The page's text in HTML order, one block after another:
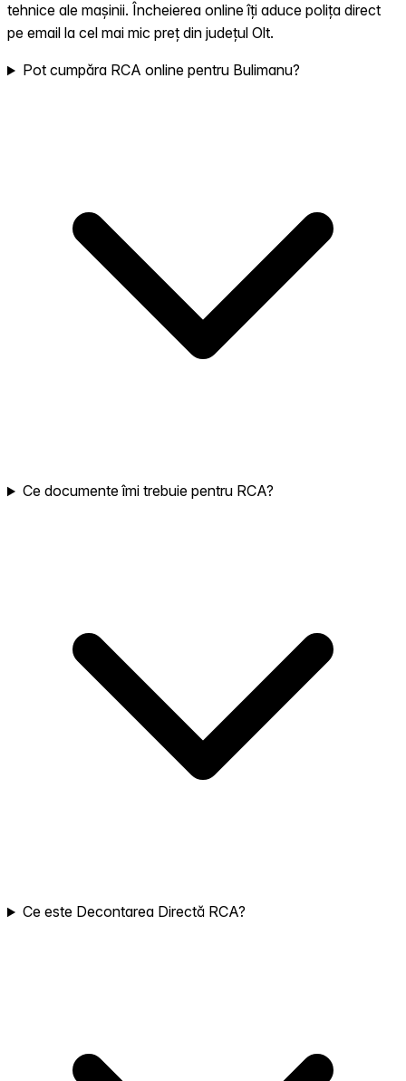
tehnice ale mașinii. Încheierea online îți aduce polița direct
pe email la cel mai mic preț din județul Olt.
Pot cumpăra RCA online pentru Bulimanu?
Ce documente îmi trebuie pentru RCA?
Ce este Decontarea Directă RCA?